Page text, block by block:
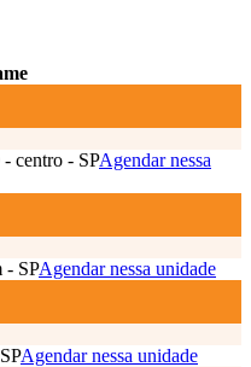
centro - SPAgendar nessa
- SPAgendar nessa unidade
Agendar nessa unidade